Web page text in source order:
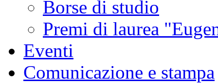
Borse di studio
Premi di laurea
Eventi
Comunicazione e stampa